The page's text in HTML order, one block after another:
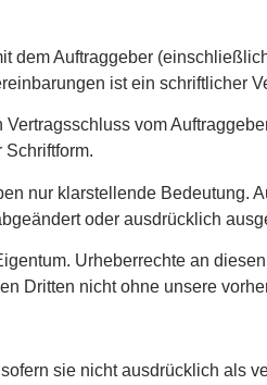
dem Auftraggeber
ist ein schriftlicher
vom
Schriftform.
nur klarstellende Bedeutung.
oder ausdrücklich
Urheberrechte an
Dritten nicht ohne unsere
sie nicht ausdrücklich als